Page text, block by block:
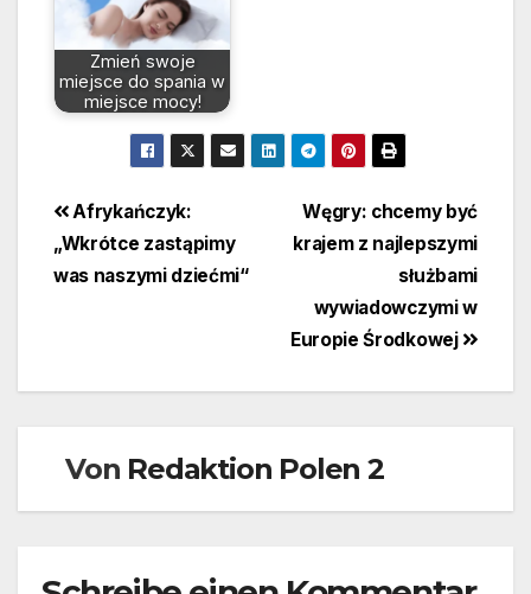
Zmień swoje
miejsce do spania w
miejsce mocy!
BeitragsnavigationWęgry: chcemy być
krajem z najlepszymi
służbami
wywiadowczymi w
Europie Środkowej
Afrykańczyk:
„Wkrótce zastąpimy
was naszymi dziećmi“
Von Redaktion Polen 2